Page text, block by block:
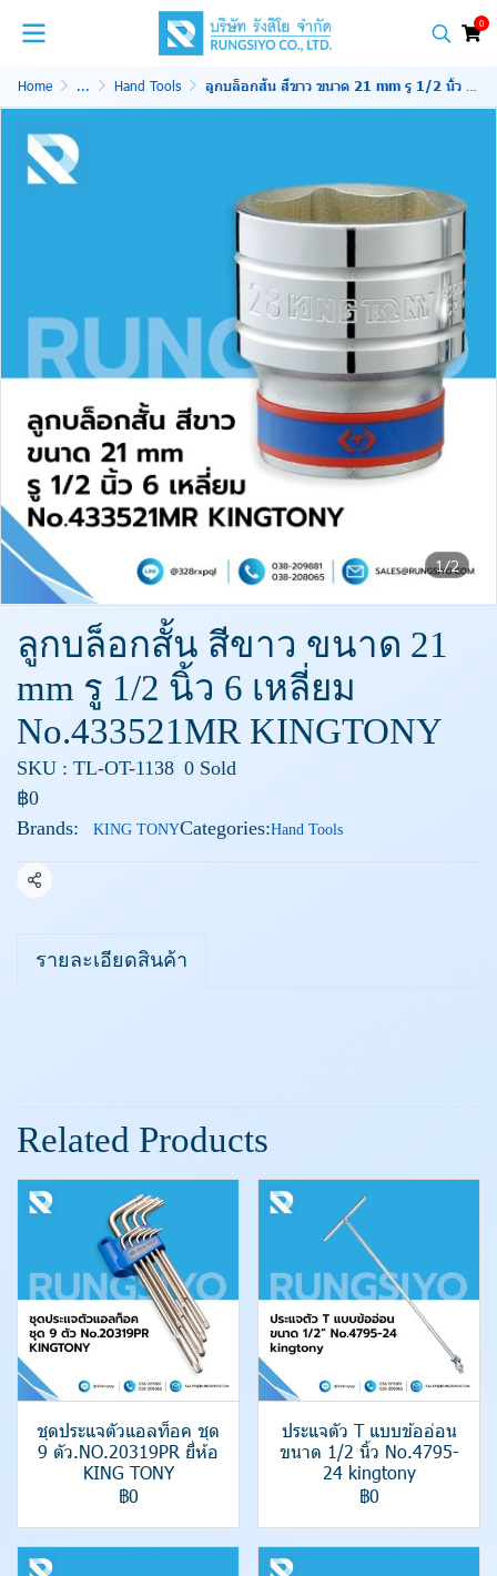
0
Home ... Hand Tools ลูกบล็อกสั้น สีขาว ขนาด 21 mm รู 1/2 นิ้ว 6 เหลี่ยม No.433521MR KINGTONY
1/2
ลูกบล็อกสั้น สีขาว ขนาด 21
mm รู 1/2 นิ้ว 6 เหลี่ยม
No.433521MR KINGTONY
SKU : TL-OT-1138 0 Sold
฿0
Brands:
KING TONYCategories:Hand Tools
Share
รายละเอียดสินค้า
Related Products
ชุดประแจตัวแอลท็อค ชุด
9 ตัว.NO.20319PR ยี่ห้อ
KING TONY
฿0
ประแจตัว T แบบข้ออ่อน
ขนาด 1/2 นิ้ว No.4795-
24 kingtony
฿0